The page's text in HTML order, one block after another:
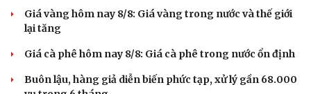
Giá vàng hôm nay 8/8: Giá vàng trong nước và thế giới
lại tăng
Giá cà phê hôm nay 8/8: Giá cà phê trong nước ổn định
Buôn lậu, hàng giả diễn biến phức tạp, xử lý gần 68.000